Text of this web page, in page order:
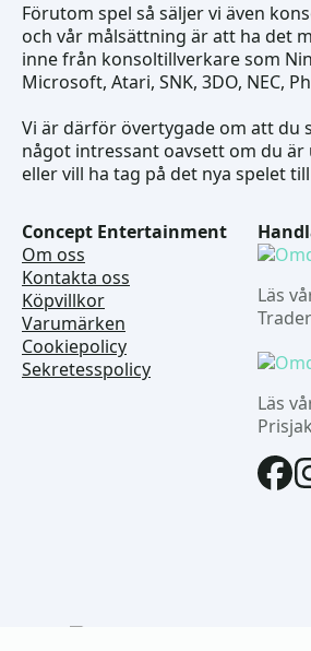
Förutom spel så säljer vi även
och vår målsättning är att ha det
inne från konsoltillverkare som
Microsoft, Atari, SNK, 3DO, NEC,
Vi är därför övertygade om att du
något intressant oavsett om du är
eller vill ha tag på det nya spelet till
Concept Entertainment
Om oss
Kontakta oss
Köpvillkor
Varumärken
Cookiepolicy
Sekretesspolicy
Läs
Läs